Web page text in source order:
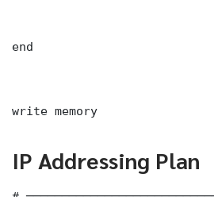
end
write memory
IP Addressing Plan